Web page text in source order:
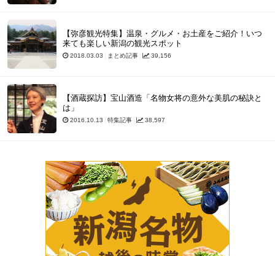
【弥彦観光特集】温泉・グルメ・お土産をご紹介！いつ
来ても楽しい新潟の観光スポット
2018.03.03 まとめ記事 39,156
【酒蔵探訪】宝山酒造「名物女将の意外な美肌の秘訣と
は」
2016.10.13 特集記事 38,597